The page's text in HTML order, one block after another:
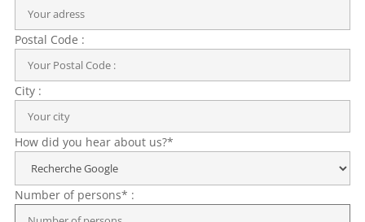
Postal Code :
City :
How did you hear about us?*
Number of persons* :